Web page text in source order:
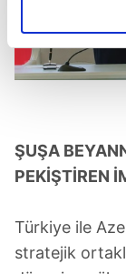
olduğunu ve
elimizden gelen
reklamların
kalemimiz
takdirde,
Sitemizde
ŞUŞA
PEKİŞTİREN
Türkiye ile
stratejik